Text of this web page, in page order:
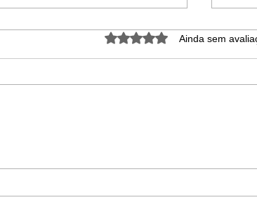
características do gato
Avaliado com 0 de 5
Ainda sem